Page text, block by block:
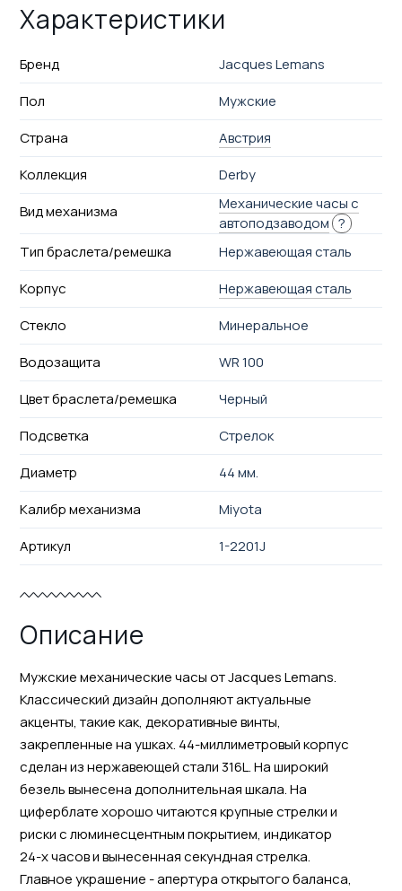
Характеристики
Бренд
Jacques Lemans
Пол
Мужские
Страна
Австрия
Коллекция
Derby
Вид механизма
Механические часы с
автоподзаводом ?
Тип браслета/ремешка
Нержавеющая сталь
Корпус
Нержавеющая сталь
Стекло
Минеральное
Водозащита
WR 100
Цвет браслета/ремешка
Черный
Подсветка
Стрелок
Диаметр
44 мм.
Калибр механизма
Miyota
Артикул
1-2201J
Описание
Мужские механические часы от Jacques Lemans.
Классический дизайн дополняют актуальные
акценты, такие как, декоративные винты,
закрепленные на ушках. 44-миллиметровый корпус
сделан из нержавеющей стали 316L. На широкий
безель вынесена дополнительная шкала. На
циферблате хорошо читаются крупные стрелки и
риски с люминесцентным покрытием, индикатор
24-х часов и вынесенная секундная стрелка.
Главное украшение - апертура открытого баланса,